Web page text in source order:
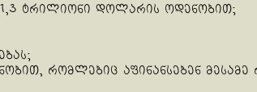
ტრილიონი დოლარის ოდენობით;
რომლებიც აფინანსებენ მესამე